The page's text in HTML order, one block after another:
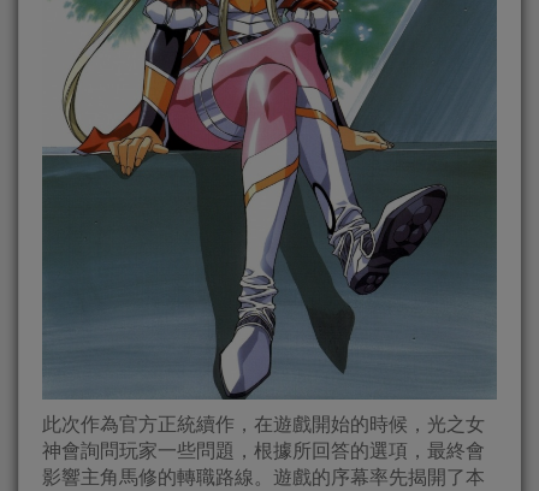
此次作為官方正統續作，在遊戲開始的時候，光之女
神會詢問玩家一些問題，根據所回答的選項，最終會
影響主角馬修的轉職路線。遊戲的序幕率先揭開了本